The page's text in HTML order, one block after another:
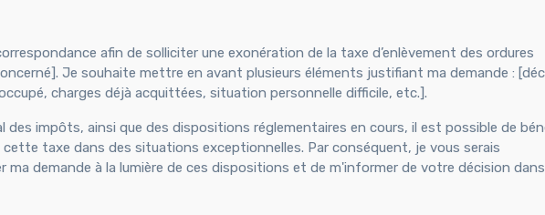
afin de solliciter une exonération de la taxe d’enlèvement des ordures
Je souhaite mettre en avant plusieurs éléments justifiant ma demande :
charges déjà acquittées, situation personnelle difficile, etc.].
des impôts, ainsi que des dispositions réglementaires en cours, il est possible de
taxe dans des situations exceptionnelles. Par conséquent, je vous serais
ma demande à la lumière de ces dispositions et de m'informer de votre décision